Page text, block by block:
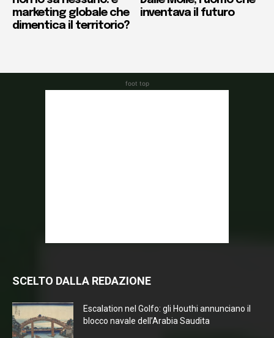
foot top
SCELTO DALLA REDAZIONE
Escalation nel Golfo: gli Houthi annunciano il
blocco navale dell’Arabia Saudita